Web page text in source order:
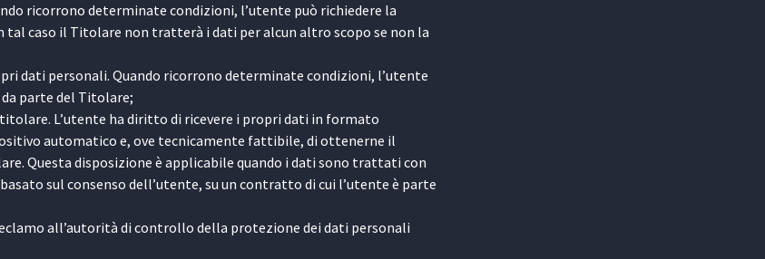
ricorrono determinate condizioni, l’utente può richiedere la
caso il Titolare non tratterà i dati per alcun altro scopo se non la
dati personali. Quando ricorrono determinate condizioni, l’utente
parte del Titolare;
L’utente ha diritto di ricevere i propri dati in formato
automatico e, ove tecnicamente fattibile, di ottenerne il
Questa disposizione è applicabile quando i dati sono trattati con
sul consenso dell’utente, su un contratto di cui l’utente è parte
all’autorità di controllo della protezione dei dati personali